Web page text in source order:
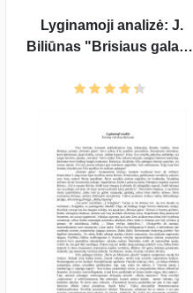
Lyginamoji analizė: J.
Biliūnas "Brisiaus galas",
Aputis "Šūvis po